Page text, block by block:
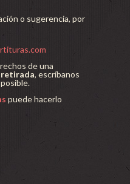
o sugerencia, por
de una
retirada, escríbanos
puede hacerlo